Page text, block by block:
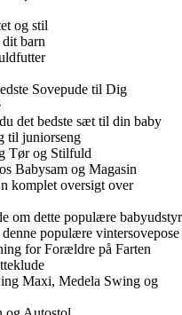
og stil
barn
Sovepude til Dig
det bedste sæt til din baby
til juniorseng
Tør og Stilfuld
Babysam og Magasin
komplet oversigt over
om dette populære babyudstyr
populære vintersovepose
for Forældre på Farten
Maxi, Medela Swing og